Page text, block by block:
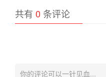
共有 0 条评论